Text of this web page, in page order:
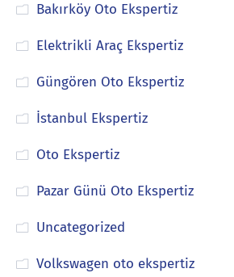
Bakırköy Oto Ekspertiz
Elektrikli Araç Ekspertiz
Güngören Oto Ekspertiz
İstanbul Ekspertiz
Oto Ekspertiz
Pazar Günü Oto Ekspertiz
Uncategorized
Volkswagen oto ekspertiz